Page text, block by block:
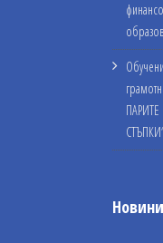
Новини